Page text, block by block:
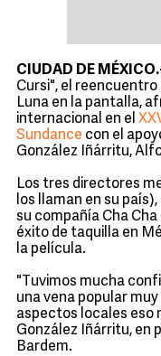
CIUDAD DE
Cursi", el
Luna en la pantalla,
internacional en el
Sundance con el
González Iñárritu,
Los tres directores
los llaman en su
su compañía Cha
éxito de taquilla en
la película.
"Tuvimos mucha
una vena popular
aspectos locales eso
González Iñárritu, en
Bardem.